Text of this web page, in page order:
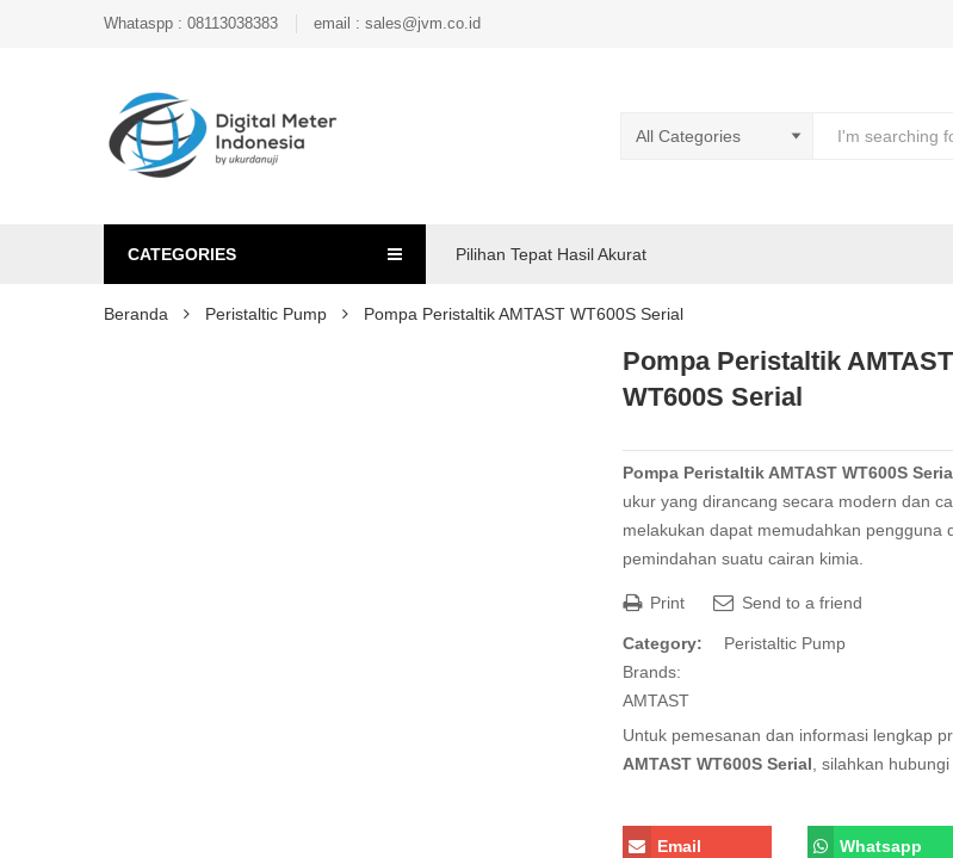
Whataspp : 08113038383 email : sales@jvm.co.id
CATEGORIES Pilihan Tepat Hasil Akurat
Beranda Peristaltic Pump Pompa Peristaltik AMTAST WT600S Serial
Pompa Peristaltik AMTAST
WT600S Serial
Pompa Peristaltik AMTAST WT600S
ukur yang dirancang secara modern dan
melakukan dapat memudahkan pengguna
pemindahan suatu cairan kimia.
Print Send to a friend
Category:
Peristaltic Pump
Brands:
AMTAST
Untuk pemesanan dan informasi lengkap
AMTAST WT600S Serial , silahkan
Email Whatsapp